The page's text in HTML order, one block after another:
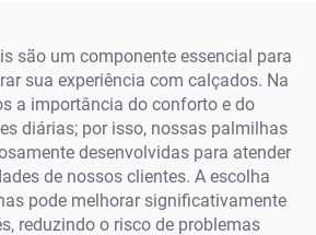
são um componente essencial para
sua experiência com calçados. Na
a importância do conforto e do
diárias; por isso, nossas palmilhas
desenvolvidas para atender
de nossos clientes. A escolha
pode melhorar significativamente
reduzindo o risco de problemas